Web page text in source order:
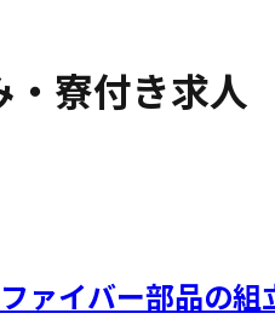
・寮付き求人
ァイバー部品の組